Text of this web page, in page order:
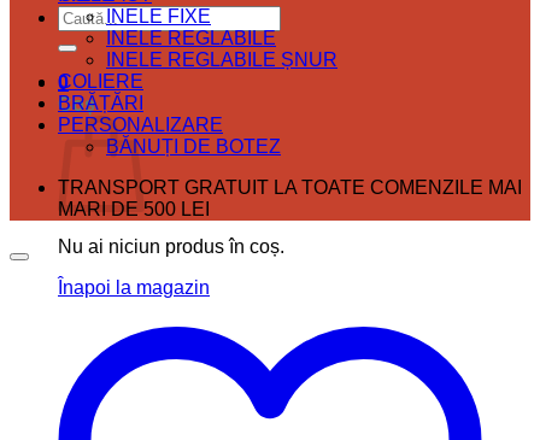
Caută
după:
0
Coș
Nu ai niciun produs în coș.
Înapoi la magazin
INELE FIXE
INELE REGLABILE
INELE REGLABILE ȘNUR
COLIERE
BRĂȚĂRI
PERSONALIZARE
BĂNUȚI DE BOTEZ
TRANSPORT GRATUIT LA TOATE COMENZILE MAI
MARI DE 500 LEI